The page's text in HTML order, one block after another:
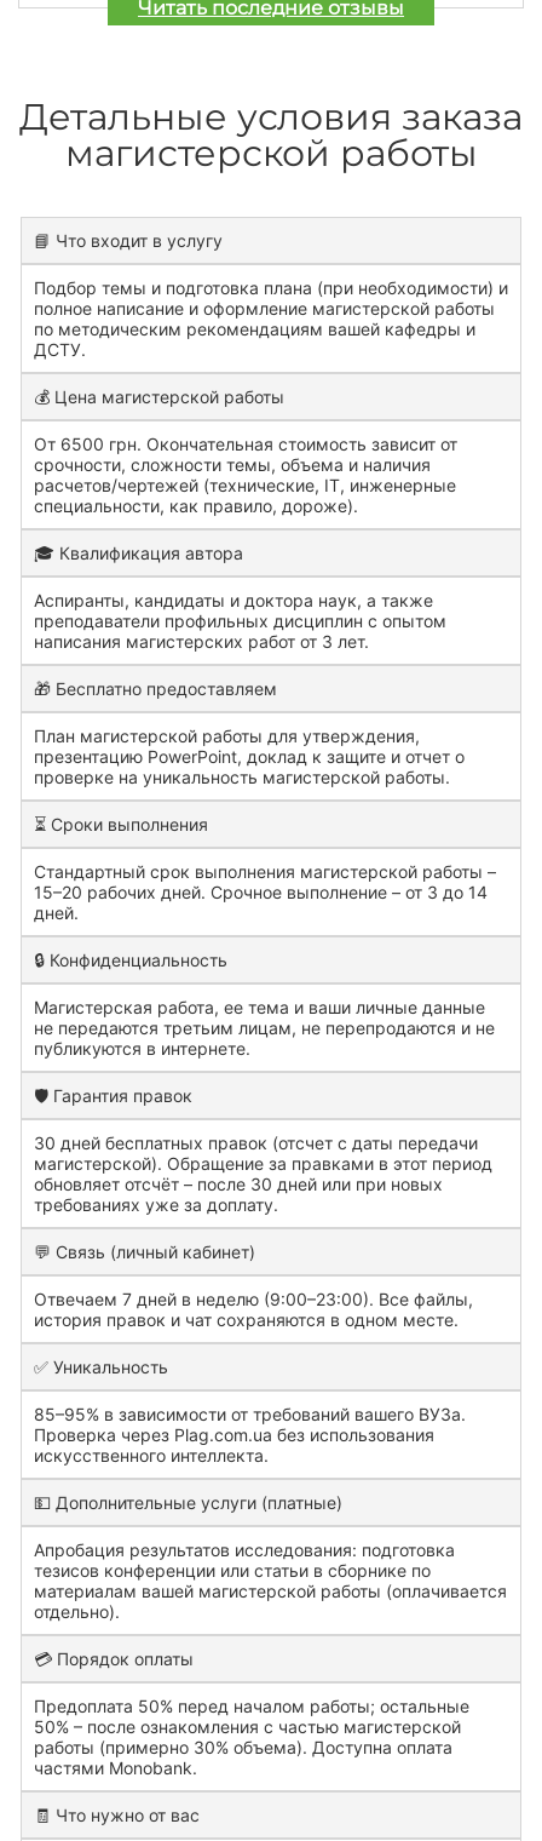
Читать последние отзывы
Детальные условия заказа
магистерской работы
📘 Что входит в услугу
Подбор темы и подготовка плана (при необходимости) и
полное написание и оформление магистерской работы
по методическим рекомендациям вашей кафедры и
ДСТУ.
💰 Цена магистерской работы
От 6500 грн. Окончательная стоимость зависит от
срочности, сложности темы, объема и наличия
расчетов/чертежей (технические, IT, инженерные
специальности, как правило, дороже).
🎓 Квалификация автора
Аспиранты, кандидаты и доктора наук, а также
преподаватели профильных дисциплин с опытом
написания магистерских работ от 3 лет.
🎁 Бесплатно предоставляем
План магистерской работы для утверждения,
презентацию PowerPoint, доклад к защите и отчет о
проверке на уникальность магистерской работы.
⏳ Сроки выполнения
Стандартный срок выполнения магистерской работы –
15–20 рабочих дней. Срочное выполнение – от 3 до 14
дней.
🔒 Конфиденциальность
Магистерская работа, ее тема и ваши личные данные
не передаются третьим лицам, не перепродаются и не
публикуются в интернете.
🛡️ Гарантия правок
30 дней бесплатных правок (отсчет с даты передачи
магистерской). Обращение за правками в этот период
обновляет отсчёт – после 30 дней или при новых
требованиях уже за доплату.
💬 Связь (личный кабинет)
Отвечаем 7 дней в неделю (9:00–23:00). Все файлы,
история правок и чат сохраняются в одном месте.
✅ Уникальность
85–95% в зависимости от требований вашего ВУЗа.
Проверка через Plag.com.ua без использования
искусственного интеллекта.
💵 Дополнительные услуги (платные)
Апробация результатов исследования: подготовка
тезисов конференции или статьи в сборнике по
материалам вашей магистерской работы (оплачивается
отдельно).
💳 Порядок оплаты
Предоплата 50% перед началом работы; остальные
50% – после ознакомления с частью магистерской
работы (примерно 30% объема). Доступна оплата
частями Monobank.
🧾 Что нужно от вас